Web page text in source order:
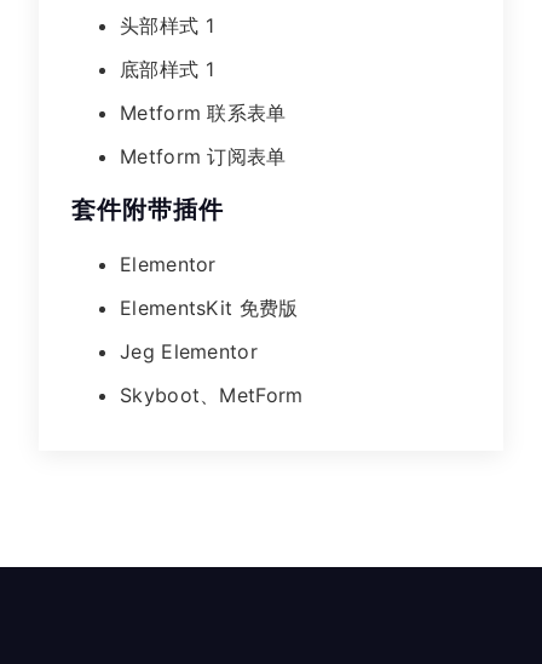
头部样式 1
底部样式 1
Metform 联系表单
Metform 订阅表单
套件附带插件
Elementor
ElementsKit 免费版
Jeg Elementor
Skyboot、MetForm